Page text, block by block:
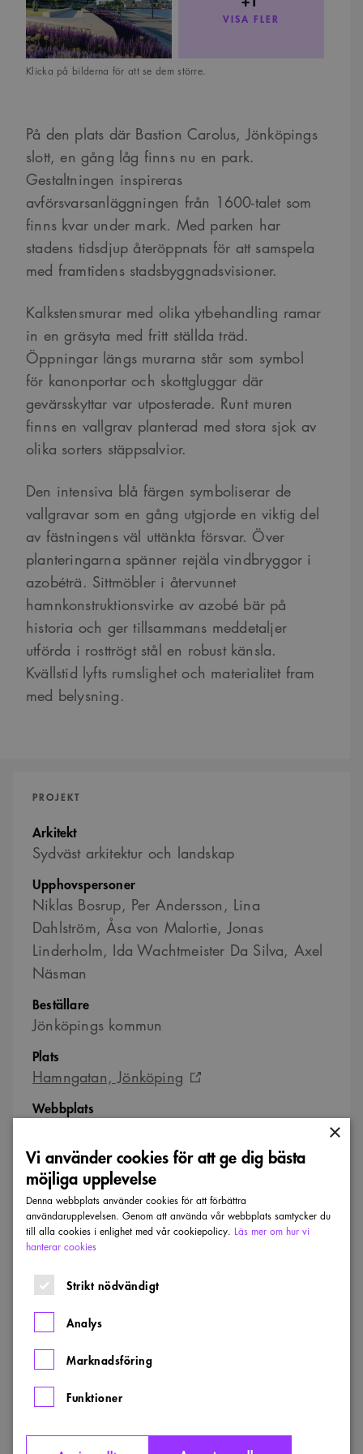
VISA FLER
Klicka på bilderna för att se dem större.
På den plats där Bastion Carolus, Jönköpings
slott, en gång låg finns nu en park.
Gestaltningen inspireras
avförsvarsanläggningen från 1600-talet som
finns kvar under mark. Med parken har
stadens tidsdjup återöppnats för att samspela
med framtidens stadsbyggnadsvisioner.
Kalkstensmurar med olika ytbehandling ramar
in en gräsyta med fritt ställda träd.
Öppningar längs murarna står som symbol
för kanonportar och skottgluggar där
gevärsskyttar var utposterade. Runt muren
finns en vallgrav planterad med stora sjok av
olika sorters stäppsalvior.
Den intensiva blå färgen symboliserar de
vallgravar som en gång utgjorde en viktig del
av fästningens väl uttänkta försvar. Över
planteringarna spänner rejäla vindbryggor i
azobéträ. Sittmöbler i återvunnet
hamnkonstruktionsvirke av azobé bär på
historia och ger tillsammans meddetaljer
utförda i rosttrögt stål en robust känsla.
Kvällstid lyfts rumslighet och materialitet fram
med belysning.
PROJEKT
Arkitekt
Sydväst arkitektur och landskap
Upphovspersoner
Niklas Bosrup, Per Andersson, Lina
Dahlström, Åsa von Malortie, Jonas
Linderholm, Ida Wachtmeister Da Silva, Axel
Näsman
Beställare
Jönköpings kommun
Plats
Hamngatan, Jönköping
Webbplats
Kontaktperson
Andreas Mayor
E-post
andreas@sydvast.se
Senaste inkomna projekt
Visa alla projekt
Årstidernas
×
Vi använder cookies för att ge dig bästa
möjliga upplevelse
Denna webbplats använder cookies för att förbättra
användarupplevelsen. Genom att använda vår webbplats samtycker du
till alla cookies i enlighet med vår cookiepolicy. Läs mer om hur vi
hanterar cookies
Strikt nödvändigt
Analys
Marknadsföring
Funktioner